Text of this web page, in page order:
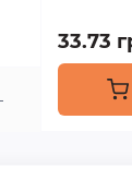
33.73